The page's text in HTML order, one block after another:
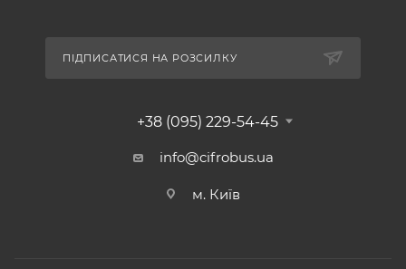
ПІДПИСАТИСЯ НА РОЗСИЛКУ
+38 (095) 229-54-45
info@cifrobus.ua
м. Київ